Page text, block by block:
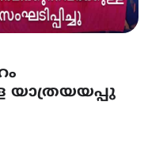
യാത്രയയപ്പു